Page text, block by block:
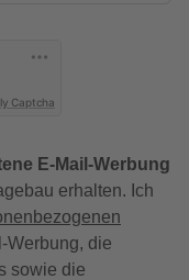
Captcha
E-Mail-Werbung
erhalten. Ich
Werbung, die
sowie die